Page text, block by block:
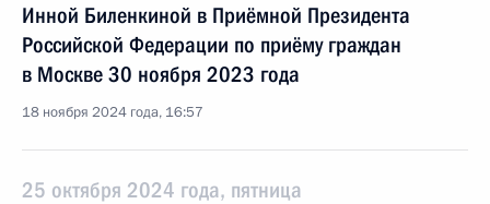
Инной Биленкиной в Приёмной Президента
Российской Федерации по приёму граждан
в Москве 30 ноября 2023 года
18 ноября 2024 года, 16:57
25 октября 2024 года, пятница